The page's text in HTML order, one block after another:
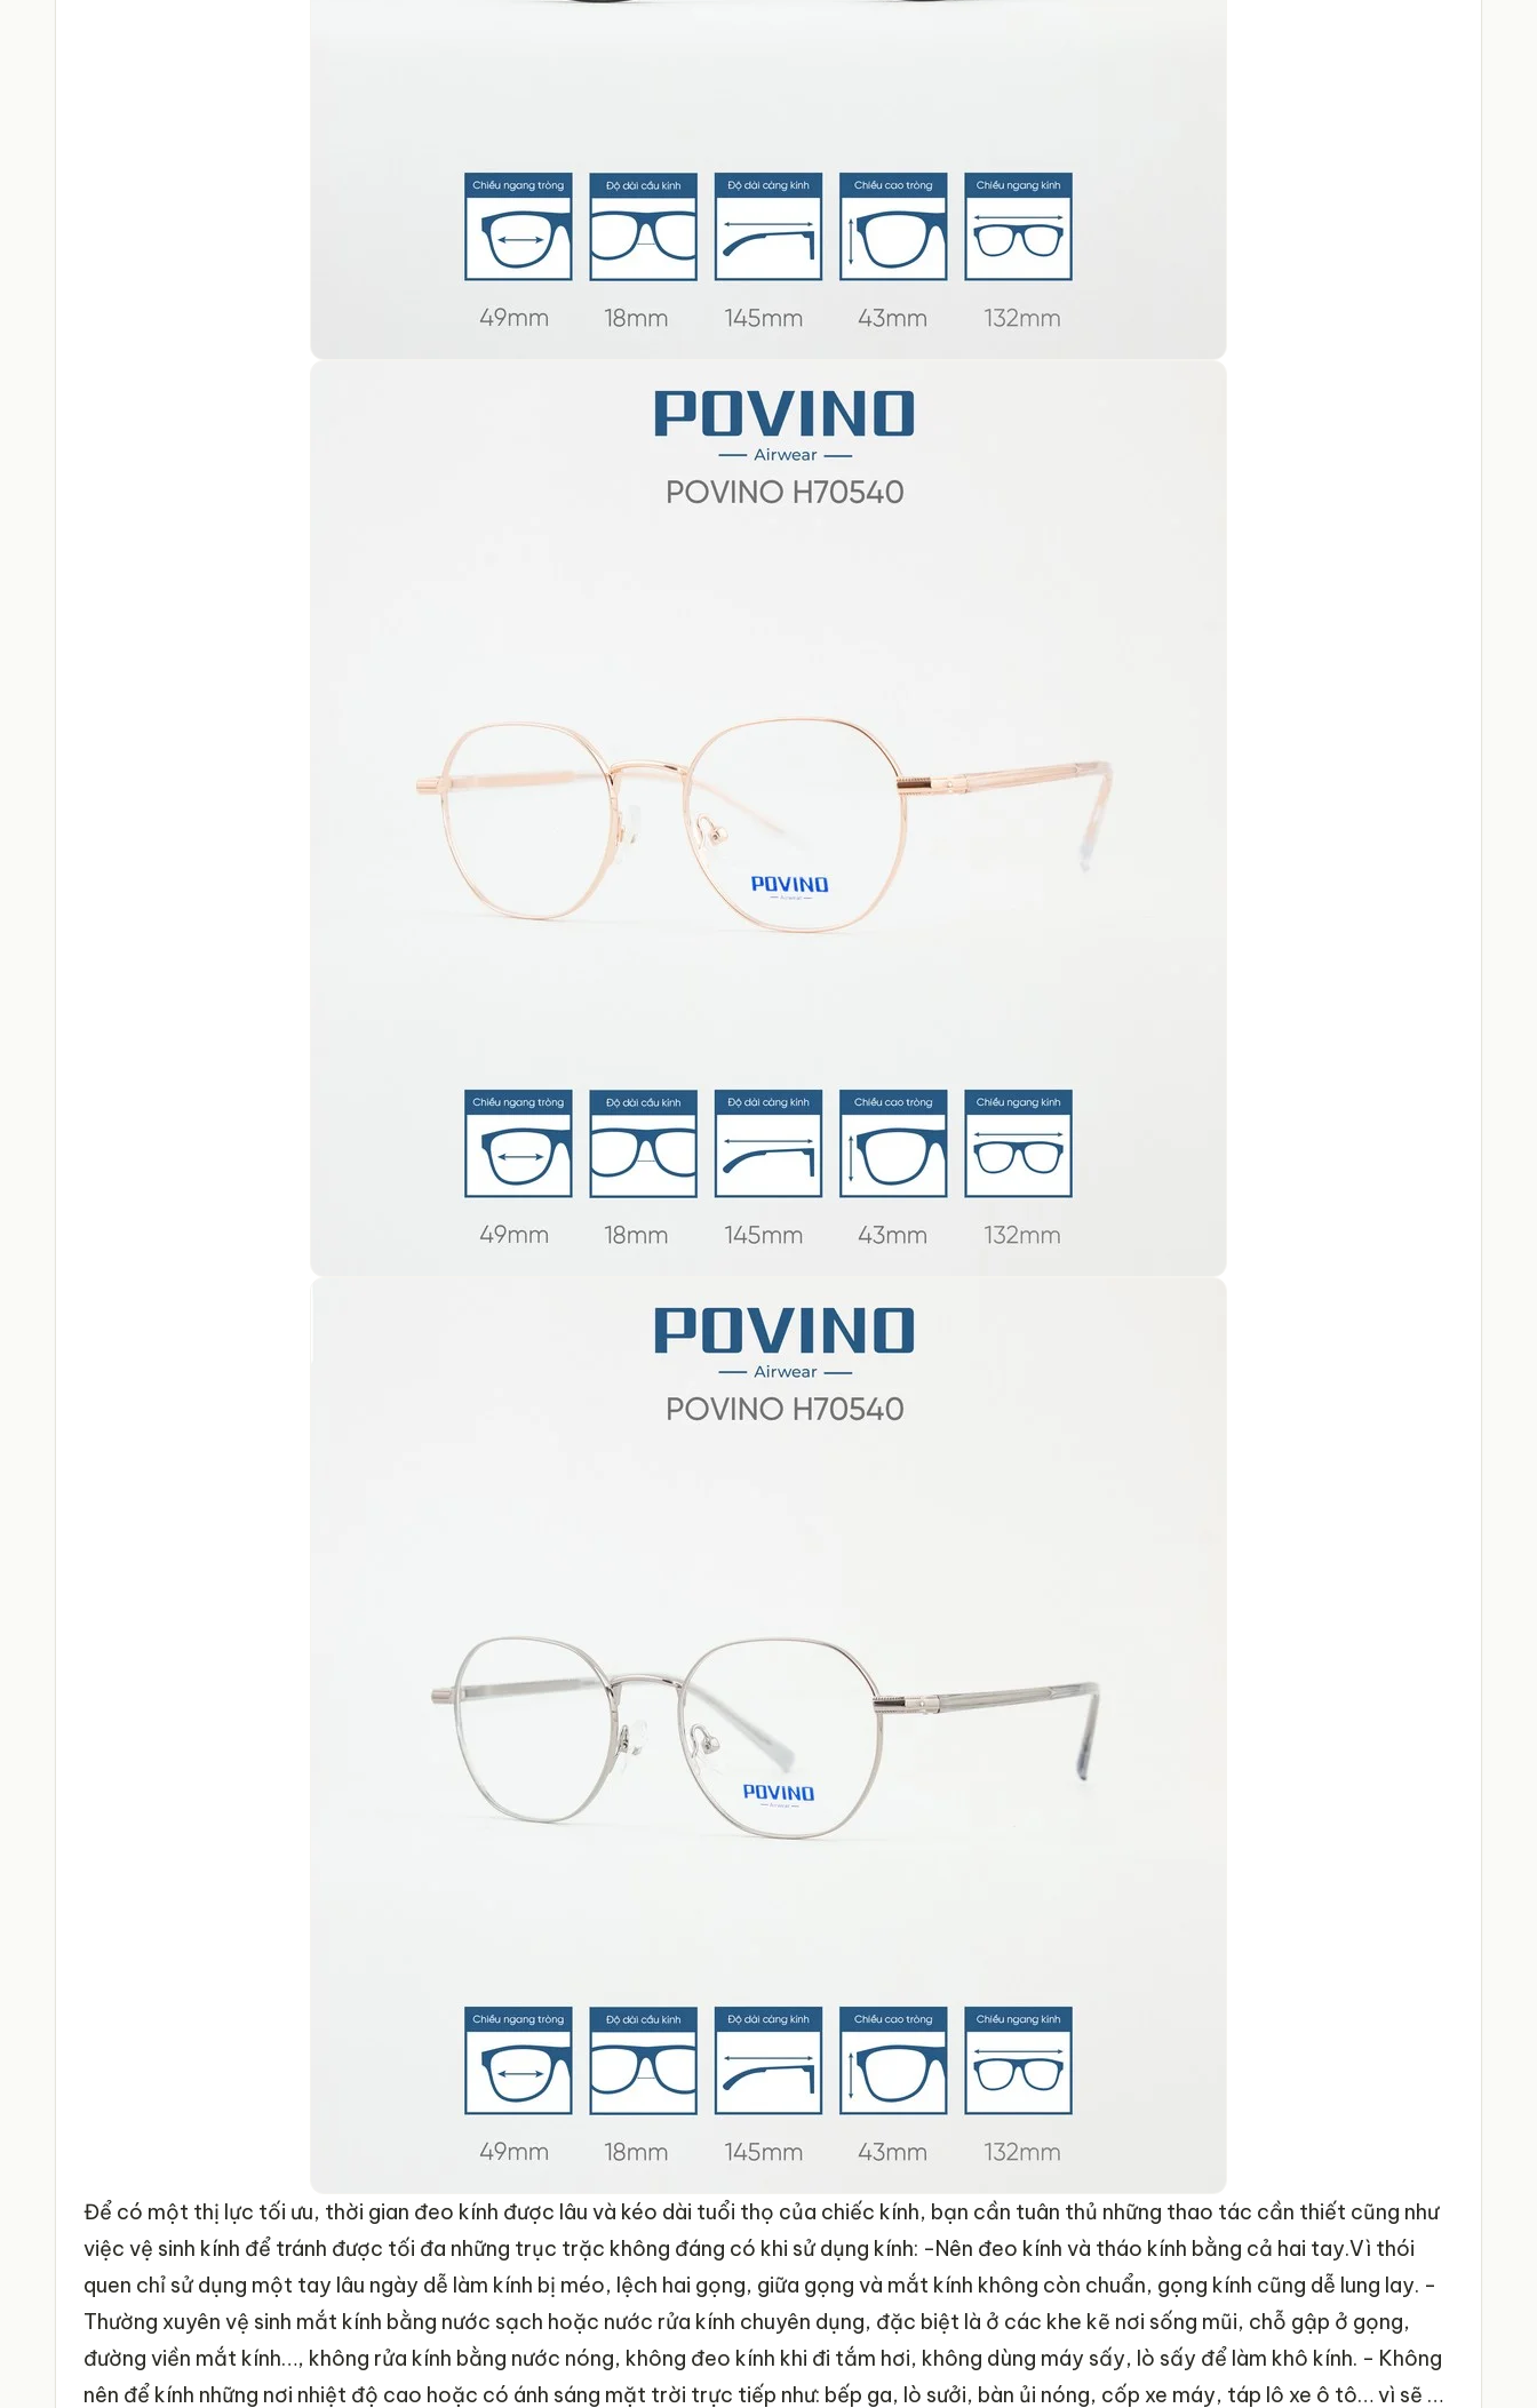
Để có một thị lực tối ưu, thời gian đeo kính được lâu và kéo dài tuổi thọ của chiếc kính, bạn cần tuân thủ những thao tác cần thiết cũng như
việc vệ sinh kính để tránh được tối đa những trục trặc không đáng có khi sử dụng kính: -Nên đeo kính và tháo kính bằng cả hai tay.Vì thói
quen chỉ sử dụng một tay lâu ngày dễ làm kính bị méo, lệch hai gọng, giữa gọng và mắt kính không còn chuẩn, gọng kính cũng dễ lung lay. -
Thường xuyên vệ sinh mắt kính bằng nước sạch hoặc nước rửa kính chuyên dụng, đặc biệt là ở các khe kẽ nơi sống mũi, chỗ gập ở gọng,
đường viền mắt kính…, không rửa kính bằng nước nóng, không đeo kính khi đi tắm hơi, không dùng máy sấy, lò sấy để làm khô kính. - Không
nên để kính những nơi nhiệt độ cao hoặc có ánh sáng mặt trời trực tiếp như: bếp ga, lò sưởi, bàn ủi nóng, cốp xe máy, táp lô xe ô tô… vì sẽ dễ